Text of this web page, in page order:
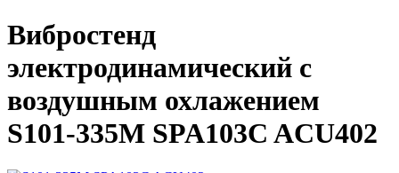
Вибростенд
электродинамический с
воздушным охлажением
S101-335M SPA103C ACU402